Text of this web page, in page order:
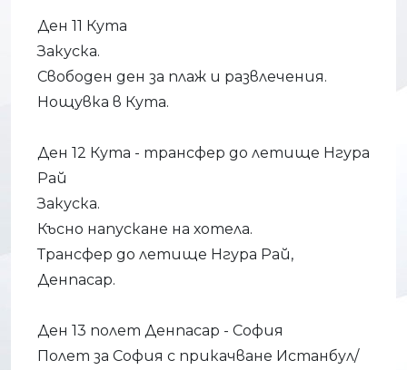
Ден 11 Кута
Закуска.
Свободен ден за плаж и развлечения.
Нощувка в Кута.
Ден 12 Кута - трансфер до летище Нгура
Рай
Закуска.
Късно напускане на хотела.
Трансфер до летище Нгура Рай,
Денпасар.
Ден 13 полет Денпасар - София
Полет за София с прикачване Истанбул/